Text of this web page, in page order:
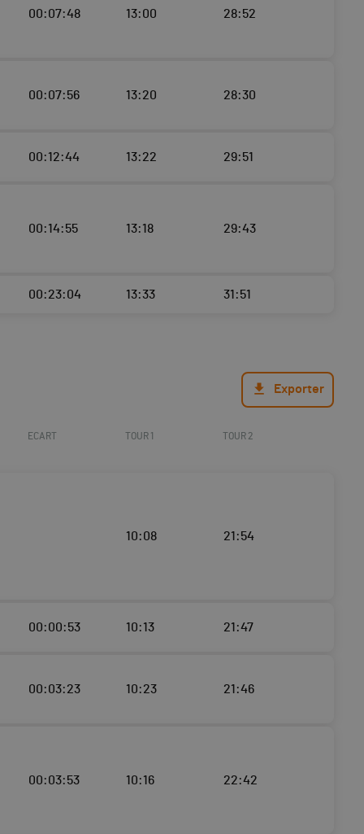
00:07:48 13:00 28:52
00:07:56 13:20 28:30
00:12:44 13:22 29:51
00:14:55 13:18 29:43
00:23:04 13:33 31:51
Exporter
ECART TOUR 1 TOUR 2
10:08 21:54
00:00:53 10:13 21:47
00:03:23 10:23 21:46
00:03:53 10:16 22:42